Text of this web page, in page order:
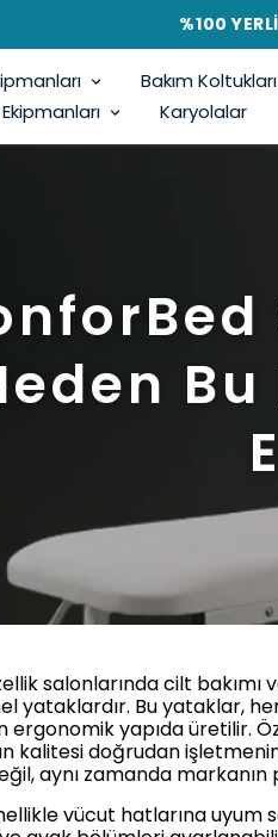
%100
Bakım Koltukları
Karyolalar
salonlarında cilt
yataklardır. Bu yataklar,
ergonomik yapıda üretilir.
kalitesi doğrudan
aynı zamanda
vücut hatlarına